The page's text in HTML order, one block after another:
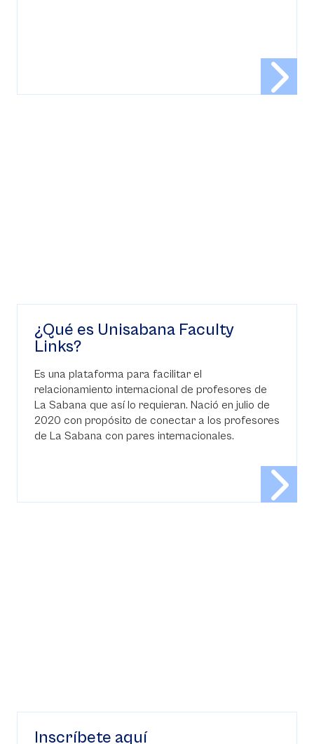
¿Qué es Unisabana Faculty
Links?
Es una plataforma para facilitar el
relacionamiento internacional de profesores de
La Sabana que así lo requieran. Nació en julio de
2020 con propósito de conectar a los profesores
de La Sabana con pares internacionales.
Inscríbete aquí